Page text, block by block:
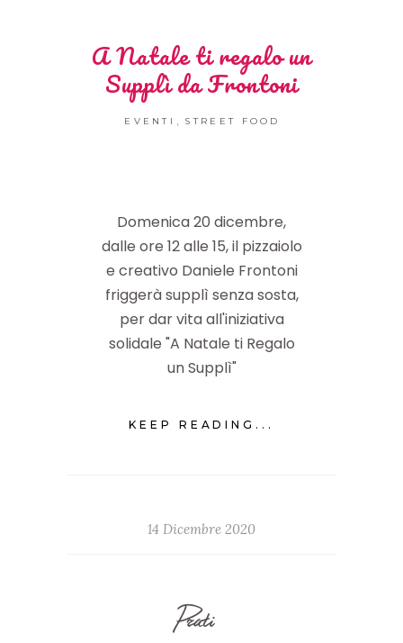
A Natale ti regalo un
Supplì da Frontoni
EVENTI STREET FOOD
Domenica 20 dicembre,
dalle ore 12 alle 15, il pizzaiolo
e creativo Daniele Frontoni
friggerà supplì senza sosta,
per dar vita all'iniziativa
solidale "A Natale ti Regalo
un Supplì"
KEEP READING...
14 Dicembre 2020
Prati